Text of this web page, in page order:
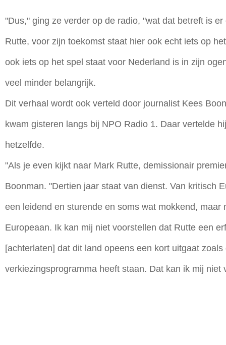
"Dus," ging ze verder op de radio, "wat dat betreft is
Rutte, voor zijn toekomst staat hier ook echt iets op
ook iets op het spel staat voor Nederland is in zijn
veel minder belangrijk.
Dit verhaal wordt ook verteld door journalist Kees
kwam gisteren langs bij NPO Radio 1. Daar vertelde
hetzelfde.
"Als je even kijkt naar Mark Rutte, demissionair
Boonman. "Dertien jaar staat van dienst. Van kritisch
een leidend en sturende en soms wat mokkend, maar
Europeaan. Ik kan mij niet voorstellen dat Rutte een
[achterlaten] dat dit land opeens een kort uitgaat
verkiezingsprogramma heeft staan. Dat kan ik mij niet